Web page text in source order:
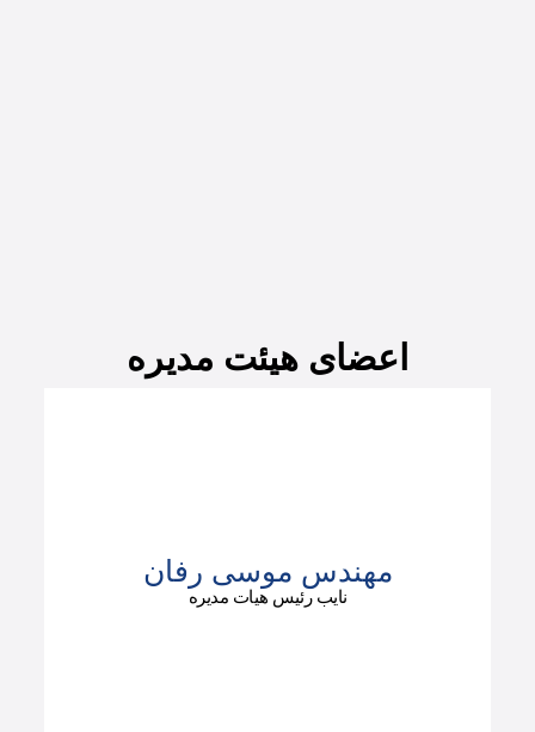
اعضای هیئت مدیره
مهندس موسی رفان
نایب رئیس هیات مدیره